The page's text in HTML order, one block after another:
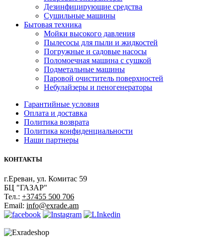
Дезинфицирующие средства
Сушильные машины
Бытовая техника
Мойки высокого давления
Пылесосы для пыли и жидкостей
Погружные и садовые насосы
Поломоечная машина с сушкой
Подметальные машины
Паровой очиститель поверхностей
Небулайзеры и пеногенераторы
Гарантийные условия
Оплата и доставка
Политика возврата
Политика конфиденциальности
Наши партнеры
КОНТАКТЫ
г.Ереван, ул. Комитас 59
БЦ "ГАЗАР"
Тел.: +37455 500 706
Email: info@exrade.am